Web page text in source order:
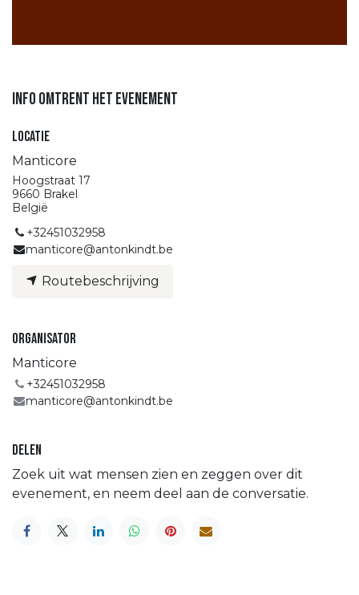
Info omtrent het evenement
Locatie
Manticore
Hoogstraat 17
9660 Brakel
België
+32451032958
manticore@antonkindt.be
Routebeschrijving
Organisator
Manticore
+32451032958
manticore@antonkindt.be
Delen
Zoek uit wat mensen zien en zeggen over dit
evenement, en neem deel aan de conversatie.